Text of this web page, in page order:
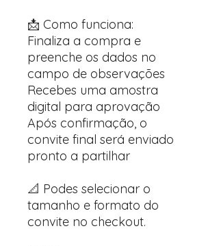
📩 Como funciona:
Finaliza a compra e
preenche os dados no
campo de observações
Recebes uma amostra
digital para aprovação
Após confirmação, o
convite final será enviado
pronto a partilhar
📐 Podes selecionar o
tamanho e formato do
convite no checkout.